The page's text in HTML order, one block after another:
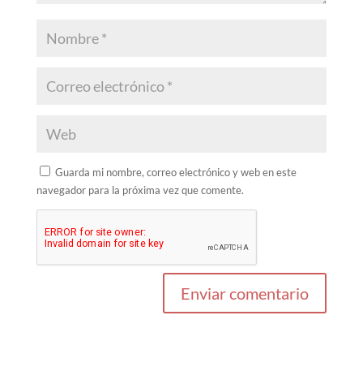
Guarda mi nombre, correo electrónico y web en este
navegador para la próxima vez que comente.